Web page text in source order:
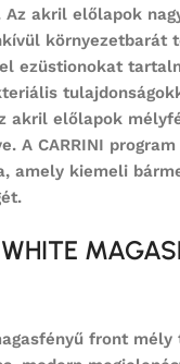
akril előlapok
környezetbarát
ezüstionokat
akril előlapok
A CARRINI
amely kiemeli
WHITE
front mély